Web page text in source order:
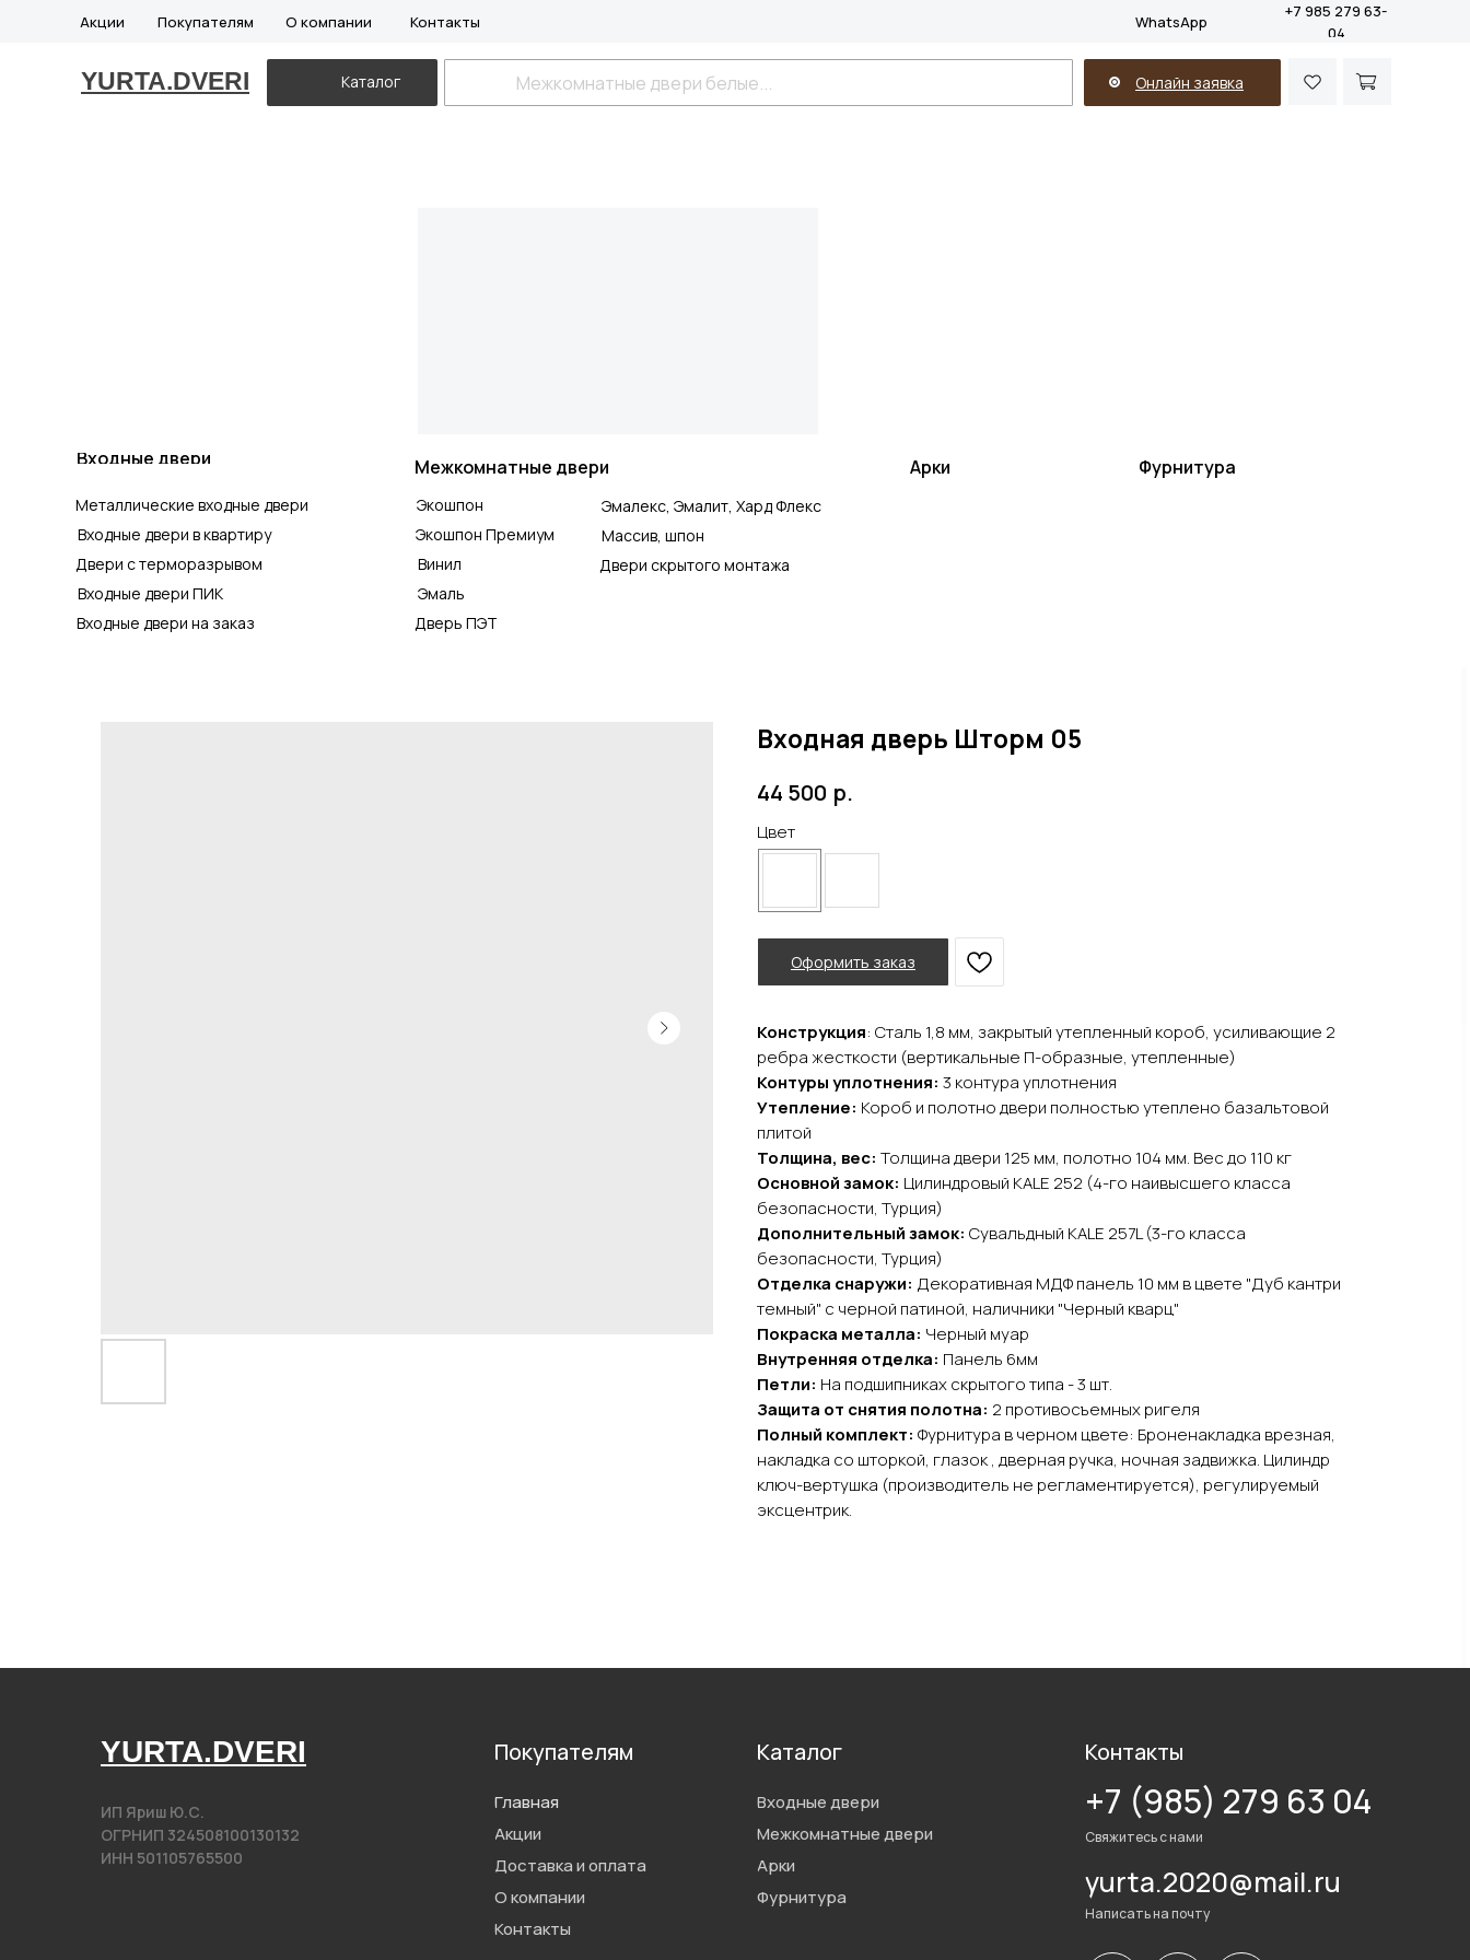
Акции Покупателям О компании Контакты WhatsApp
+7 985 279 63-
04
YURTA.DVERI Каталог Онлайн заявка
Входные двери на заказ
Входные двери ПИК
Двери с терморазрывом
Входные двери в квартиру
Дверь ПЭТ
Эмаль
Винил
Экошпон Премиум
Двери скрытого монтажа
Массив, шпон
Эмалекс, Эмалит, Хард Флекс
Экошпон
Металлические входные двери
Фурнитура
Арки
Межкомнатные двери
Входные двери
Входная дверь Шторм 05
44 500 р.
Цвет
Оформить заказ
Конструкция: Сталь 1,8 мм, закрытый утепленный короб, усиливающие 2
ребра жесткости (вертикальные П-образные, утепленные)
Контуры уплотнения: 3 контура уплотнения
Утепление: Короб и полотно двери полностью утеплено базальтовой
плитой
Толщина, вес: Толщина двери 125 мм, полотно 104 мм. Вес до 110 кг
Основной замок: Цилиндровый KALE 252 (4-го наивысшего класса
безопасности, Турция)
Дополнительный замок: Сувальдный KALE 257L (3-го класса
безопасности, Турция)
Отделка снаружи: Декоративная МДФ панель 10 мм в цвете "Дуб кантри
темный" с черной патиной, наличники "Черный кварц"
Покраска металла: Черный муар
Внутренняя отделка: Панель 6мм
Петли: На подшипниках скрытого типа - 3 шт.
Защита от снятия полотна: 2 противосъемных ригеля
Полный комплект: Фурнитура в черном цвете: Броненакладка врезная,
накладка со шторкой, глазок , дверная ручка, ночная задвижка. Цилиндр
ключ-вертушка (производитель не регламентируется), регулируемый
эксцентрик.
YURTA.DVERI
Контакты
О компании
Доставка и оплата
Акции
Фурнитура
Арки
Межкомнатные двери
Написать на почту
Свяжитесь с нами
Входные двери
Главная
yurta.2020@mail.ru
+7 (985) 279 63 04
Контакты
Каталог
Покупателям
ИП Яриш Ю.С.
ОГРНИП 324508100130132
ИНН 501105765500